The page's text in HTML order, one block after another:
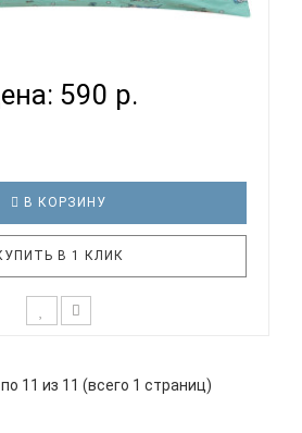
590 р.
В КОРЗИНУ
В 1 КЛИК
очень основательно. Ведь
11 из 11 (всего 1 страниц)